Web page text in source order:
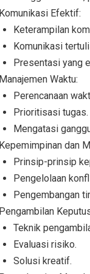
Komunikasi Efektif:
Keterampilan
Komunikasi
Presentasi yang
Manajemen Waktu:
Perencanaan
Prioritisasi tugas.
Mengatasi
Kepemimpinan dan
Prinsip-prinsip
Pengelolaan
Pengembangan
Pengambilan
Teknik
Evaluasi risiko.
Solusi kreatif.